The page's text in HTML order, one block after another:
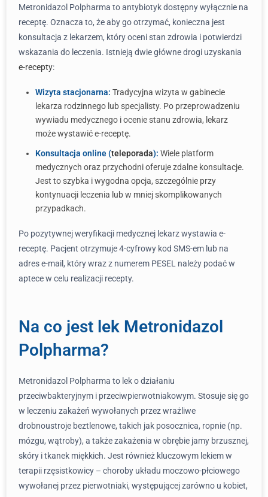
Metronidazol Polpharma to antybiotyk dostępny wyłącznie na
receptę. Oznacza to, że aby go otrzymać, konieczna jest
konsultacja z lekarzem, który oceni stan zdrowia i potwierdzi
wskazania do leczenia. Istnieją dwie główne drogi uzyskania
e-recepty:
Wizyta stacjonarna: Tradycyjna wizyta w gabinecie
lekarza rodzinnego lub specjalisty. Po przeprowadzeniu
wywiadu medycznego i ocenie stanu zdrowia, lekarz
może wystawić e-receptę.
Konsultacja online (teleporada): Wiele platform
medycznych oraz przychodni oferuje zdalne konsultacje.
Jest to szybka i wygodna opcja, szczególnie przy
kontynuacji leczenia lub w mniej skomplikowanych
przypadkach.
Po pozytywnej weryfikacji medycznej lekarz wystawia e-
receptę. Pacjent otrzymuje 4-cyfrowy kod SMS-em lub na
adres e-mail, który wraz z numerem PESEL należy podać w
aptece w celu realizacji recepty.
Na co jest lek Metronidazol
Polpharma?
Metronidazol Polpharma to lek o działaniu
przeciwbakteryjnym i przeciwpierwotniakowym. Stosuje się go
w leczeniu zakażeń wywołanych przez wrażliwe
drobnoustroje beztlenowe, takich jak posocznica, ropnie (np.
mózgu, wątroby), a także zakażenia w obrębie jamy brzusznej,
skóry i tkanek miękkich. Jest również kluczowym lekiem w
terapii rzęsistkowicy – choroby układu moczowo-płciowego
wywołanej przez pierwotniaki, występującej zarówno u kobiet,